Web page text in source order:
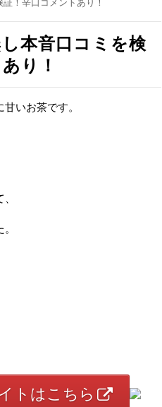
！辛口コメントあり！
本音口コミを検
り！
甘いお茶です。
トはこちら